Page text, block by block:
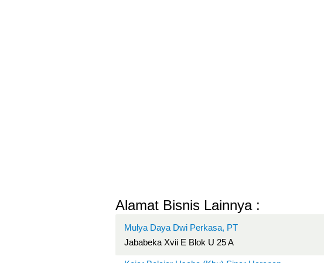
Alamat Bisnis Lainnya :
Mulya Daya Dwi Perkasa, PT
Jababeka Xvii E Blok U 25 A